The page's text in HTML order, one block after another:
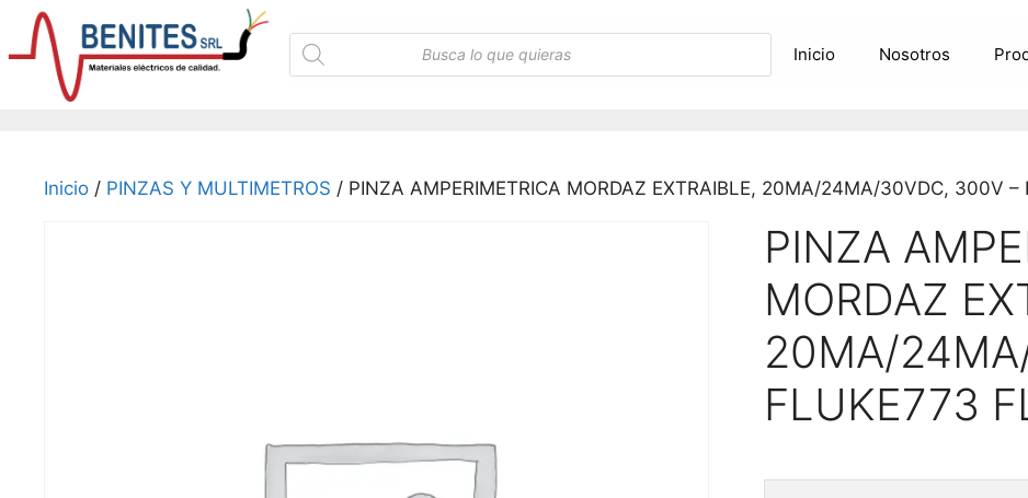
Saltar
contenido
Búsqueda
de
productos
Inicio Nosotros
Inicio / PINZAS Y MULTIMETROS / PINZA AMPERIMETRICA MORDAZ EXTRAIBLE, 20MA/24MA/30VDC, 300V –
PINZA
MORDAZ
20MA/
FLUKE773